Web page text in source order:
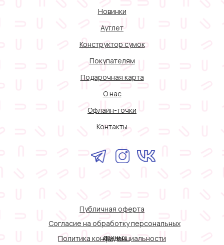
Контакты
Покупателям
Подарочная карта
О нас
Офлайн-точки
Конструктор сумок
Аутлет
Новинки
Публичная оферта
Согласие на обработку персональных
данных
Политика конфиденциальности